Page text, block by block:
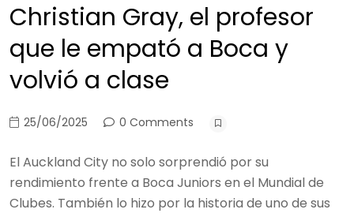
Christian Gray, el profesor
que le empató a Boca y
volvió a clase
25/06/2025 0 Comments
El Auckland City no solo sorprendió por su
rendimiento frente a Boca Juniors en el Mundial de
Clubes. También lo hizo por la historia de uno de sus